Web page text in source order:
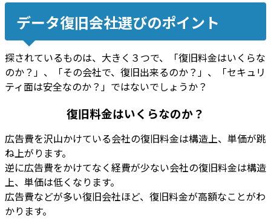
データ復旧会社選びのポイント
探されているものは、大きく３つで、「復旧料金はいくらな
のか？」、「その会社で、復旧出来るのか？」、「セキュリ
ティ面は安全なのか？」ではないでしょうか？
復旧料金はいくらなのか？
広告費を沢山かけている会社の復旧料金は構造上、単価が跳
ね上がります。
逆に広告費をかけてなく経費が少ない会社の復旧料金は構造
上、単価は低くなります。
広告費などが多い復旧会社ほど、復旧料金が高額なことがわ
かります。